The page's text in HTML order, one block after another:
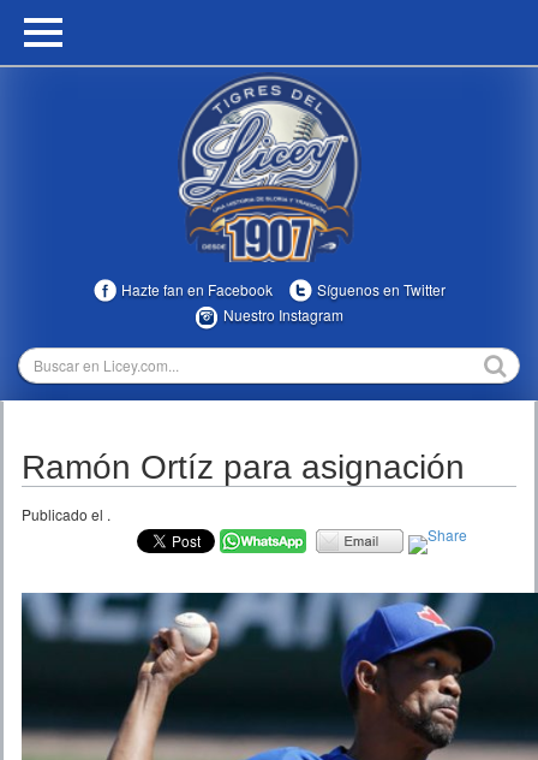
HOME
MULTIMEDIA
TEMPORADAS
Hazte fan en Facebook
Síguenos en Twitter
Nuestro Instagram
Ramón Ortíz para asignación
Publicado el .